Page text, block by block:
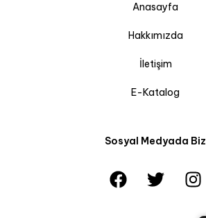
Anasayfa
Hakkımızda
İletişim
E-Katalog
Sosyal Medyada Biz